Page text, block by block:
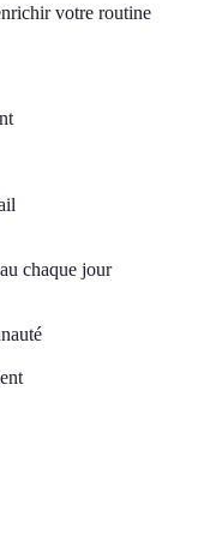
votre routine
chaque jour